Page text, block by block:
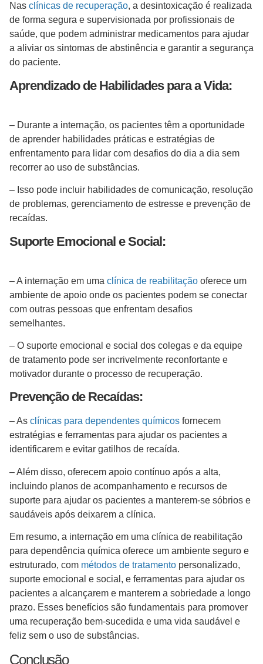
Nas clínicas de recuperação, a desintoxicação é realizada
de forma segura e supervisionada por profissionais de
saúde, que podem administrar medicamentos para ajudar
a aliviar os sintomas de abstinência e garantir a segurança
do paciente.
Aprendizado de Habilidades para a Vida:
– Durante a internação, os pacientes têm a oportunidade
de aprender habilidades práticas e estratégias de
enfrentamento para lidar com desafios do dia a dia sem
recorrer ao uso de substâncias.
– Isso pode incluir habilidades de comunicação, resolução
de problemas, gerenciamento de estresse e prevenção de
recaídas.
Suporte Emocional e Social:
– A internação em uma clínica de reabilitação oferece um
ambiente de apoio onde os pacientes podem se conectar
com outras pessoas que enfrentam desafios
semelhantes.
– O suporte emocional e social dos colegas e da equipe
de tratamento pode ser incrivelmente reconfortante e
motivador durante o processo de recuperação.
Prevenção de Recaídas:
– As clínicas para dependentes químicos fornecem
estratégias e ferramentas para ajudar os pacientes a
identificarem e evitar gatilhos de recaída.
– Além disso, oferecem apoio contínuo após a alta,
incluindo planos de acompanhamento e recursos de
suporte para ajudar os pacientes a manterem-se sóbrios e
saudáveis após deixarem a clínica.
Em resumo, a internação em uma clínica de reabilitação
para dependência química oferece um ambiente seguro e
estruturado, com métodos de tratamento personalizado,
suporte emocional e social, e ferramentas para ajudar os
pacientes a alcançarem e manterem a sobriedade a longo
prazo. Esses benefícios são fundamentais para promover
uma recuperação bem-sucedida e uma vida saudável e
feliz sem o uso de substâncias.
Conclusão